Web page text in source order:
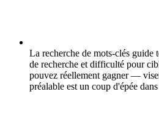
La recherche de mots-clés guide
de recherche et difficulté pour
pouvez réellement gagner —
préalable est un coup d'épée